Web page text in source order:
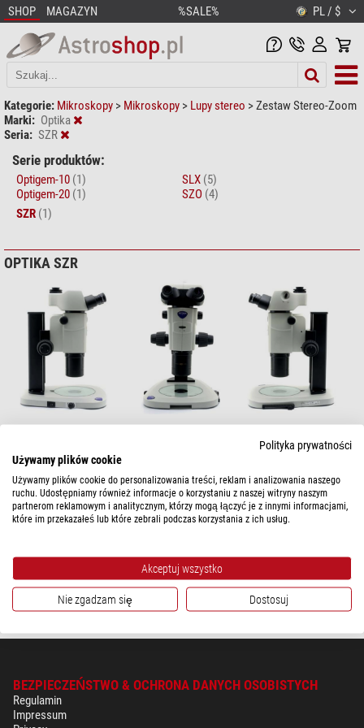
SHOP MAGAZYN %SALE% PL / $
Kategorie: Mikroskopy > Mikroskopy > Lupy stereo >Zestaw Stereo-Zoom
Marki: Optika
Seria: SZR
Serie produktów:
Optigem-10 (1)
Optigem-20 (1)
SLX (5)
SZO (4)
SZR (1)
OPTIKA SZR
Mikroskop stereoskopowy zoom SZR-180, trino, CMO, śr. 60 mm,
10x/23, 7,5x-135x, LED, click stop
Sugerowana cena detaliczna: $ 13.200,00
$ 11.900,00
gotowe do wysyłki w
BEZPIECZEŃSTWO & OCHRONA DANYCH OSOBISTYCH
Regulamin
Impressum
Polityka prywatności
Używamy plików cookie
Używamy plików cookie do personalizowania treści, reklam i analizowania naszego
ruchu. Udostępniamy również informacje o korzystaniu z naszej witryny naszym
partnerom reklamowym i analitycznym, którzy mogą łączyć je z innymi informacjami,
które im przekazałeś lub które zebrali podczas korzystania z ich usług.
Akceptuj wszystko
Nie zgadzam się Dostosuj